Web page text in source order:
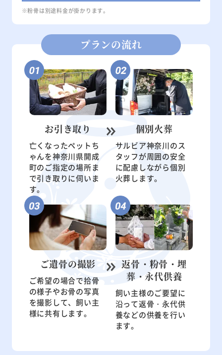
※粉骨は別途料金が掛かります。
プランの流れ
お引き取り
亡くなったペットち
ゃんを神奈川県開成
町のご指定の場所ま
で引き取りに伺いま
す。
個別火葬
サルビア神奈川のス
タッフが周囲の安全
に配慮しながら個別
火葬します。
ご遺骨の撮影
ご希望の場合で拾骨
の様子やお骨の写真
を撮影して、飼い主
様に共有します。
返骨・粉骨・ 埋
葬・永代供養
飼い主様のご要望に
沿って返骨・永代供
養などの供養を行い
ます。